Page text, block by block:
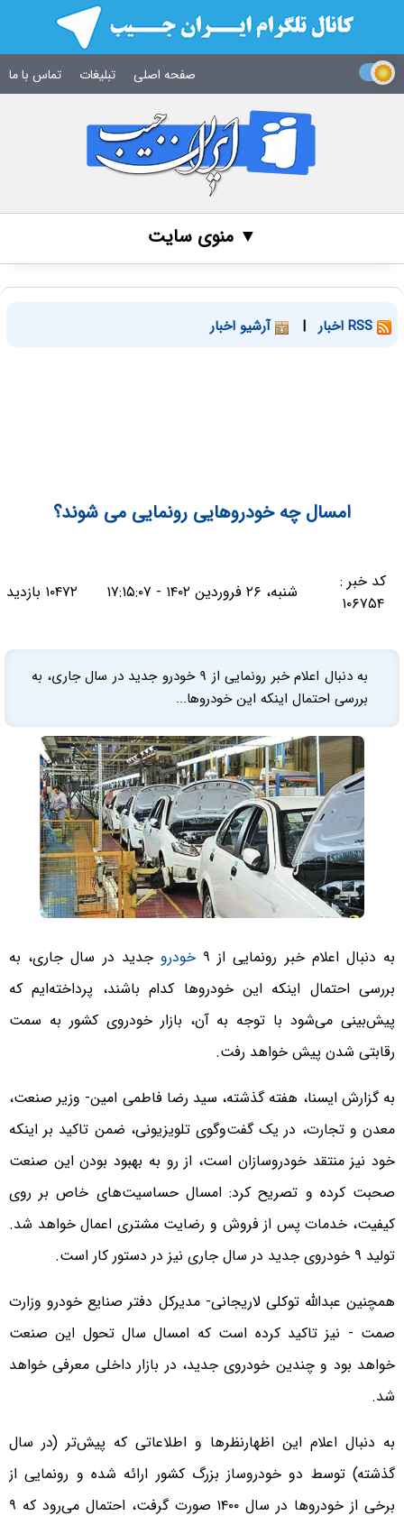
صفحه اصلی تبلیغات تماس با ما
▼ منوی سایت
| آرشیو اخبار
امسال چه خودروهایی رونمایی می شوند؟
کد خبر :
۱۰۶۷۵۴
شنبه، ۲۶ فروردین ۱۴۰۲ - ۱۷:۱۵:۰۷ ۱۰۴۷۲ بازدید
به دنبال اعلام خبر رونمایی از ٩ خودرو جدید در سال جاری، به
بررسی احتمال اینکه این خودروها...
به دنبال اعلام خبر رونمایی از ٩ خودرو جدید در سال جاری، به
بررسی احتمال اینکه این خودروها کدام باشند، پرداخته‌ایم که
پیش‌بینی می‌شود با توجه به آن، بازار خودروی کشور به سمت
رقابتی شدن پیش خواهد رفت.
به گزارش ایسنا، هفته گذشته، سید رضا فاطمی امین- وزیر صنعت،
معدن و تجارت، در یک گفت‌وگوی تلویزیونی، ضمن تاکید بر اینکه
خود نیز منتقد خودروسازان است، از رو به بهبود بودن این صنعت
صحبت کرده و تصریح کرد: امسال حساسیت‌های خاص بر روی
کیفیت، خدمات پس از فروش و رضایت مشتری اعمال خواهد شد.
تولید ۹ خودروی جدید در سال جاری نیز در دستور کار است.
همچنین عبدالله توکلی لاریجانی- مدیرکل دفتر صنایع خودرو وزارت
صمت - نیز تاکید کرده است که امسال سال تحول این صنعت
خواهد بود و چندین خودروی جدید، در بازار داخلی معرفی خواهد
شد.
به دنبال اعلام این اظهارنظرها و اطلاعاتی که پیش‌تر (در سال
گذشته) توسط دو خودروساز بزرگ کشور ارائه شده و رونمایی از
برخی از خودروها در سال ١۴٠٠ صورت گرفت، احتمال می‌رود که ٩